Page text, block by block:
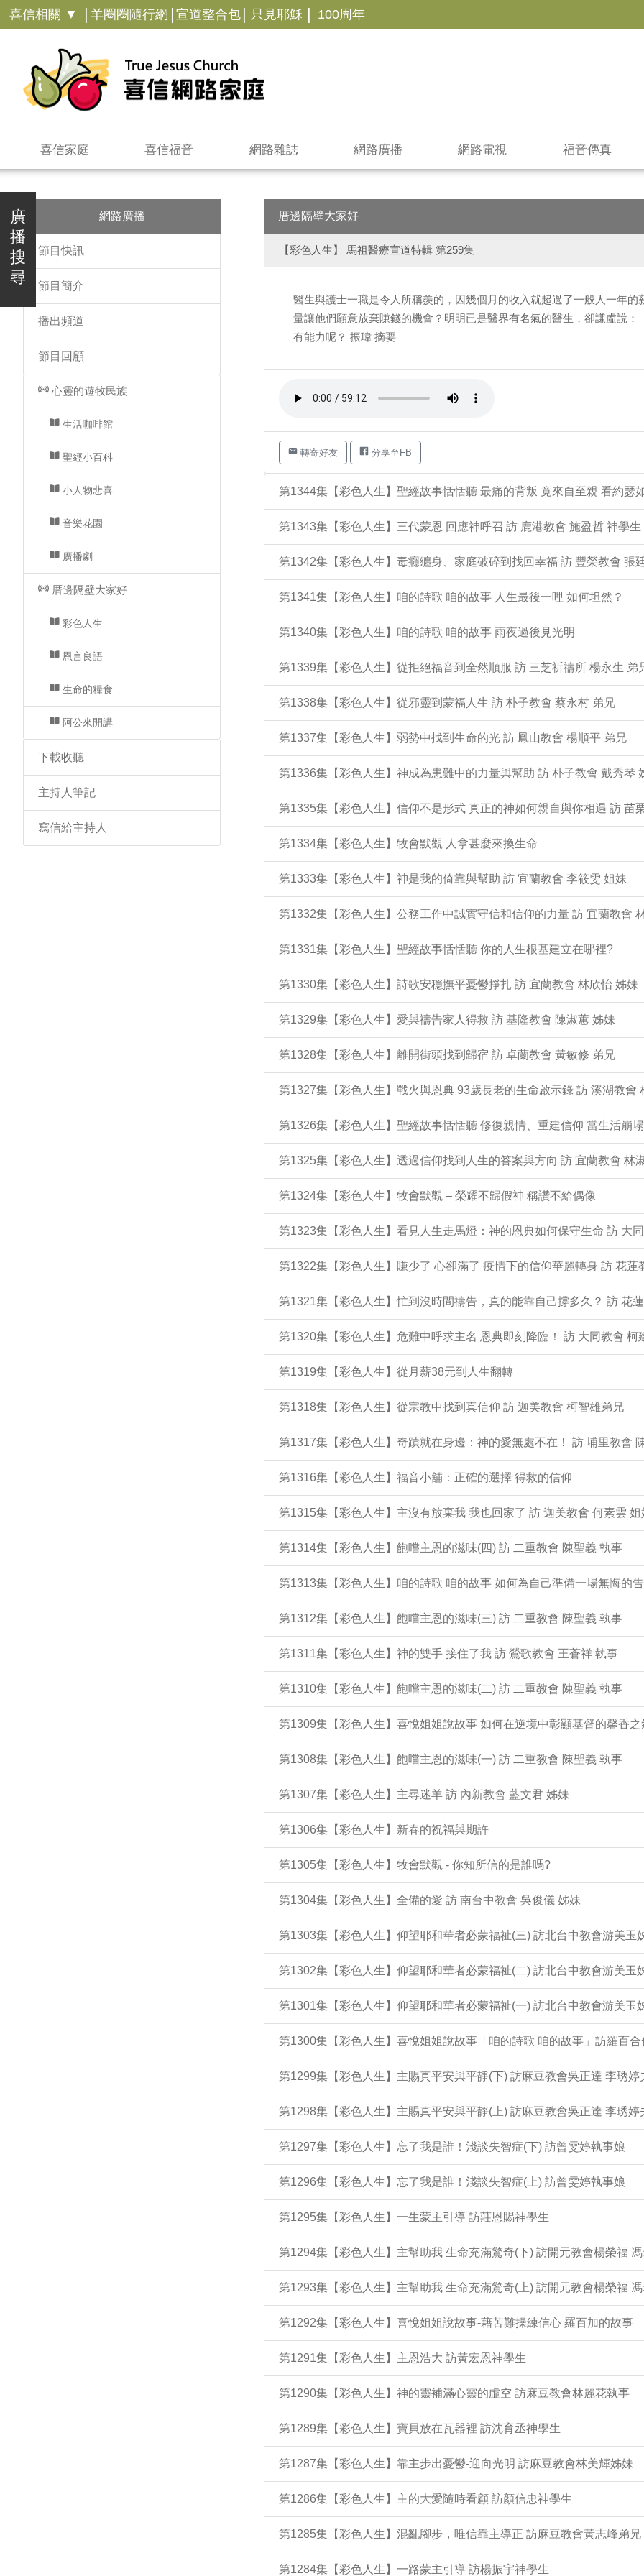
喜信相關 ▼ | 羊圈圈隨行網 | 宣道整合包 | 只見耶穌 | 100周年
喜信家庭 喜信福音 網路雜誌 網路廣播 網路電視 福音傳真
廣
播
搜
尋
網路廣播
節目快訊
節目簡介
播出頻道
節目回顧
心靈的遊牧民族
生活咖啡館
聖經小百科
小人物悲喜
音樂花園
廣播劇
厝邊隔壁大家好
彩色人生
恩言良語
生命的糧食
阿公來開講
下載收聽
主持人筆記
寫信給主持人
厝邊隔壁大家好
【彩色人生】 馬祖醫療宣道特輯 第259集
醫生與護士一職是令人所稱羨的，因幾個月的收入就超過了一般人一年
量讓他們願意放棄賺錢的機會？明明已是醫界有名氣的醫生，卻謙虛說
有能力呢？ 振瑋 摘要
轉寄好友 分享至FB
第1344集【彩色人生】聖經故事恬恬聽 最痛的背叛 竟來自至親 看約瑟
第1343集【彩色人生】三代蒙恩 回應神呼召 訪 鹿港教會 施盈哲 神學生
第1342集【彩色人生】毒癮纏身、家庭破碎到找回幸福 訪 豐榮教會 張
第1341集【彩色人生】咱的詩歌 咱的故事 人生最後一哩 如何坦然？
第1340集【彩色人生】咱的詩歌 咱的故事 雨夜過後見光明
第1339集【彩色人生】從拒絕福音到全然順服 訪 三芝祈禱所 楊永生 弟
第1338集【彩色人生】從邪靈到蒙福人生 訪 朴子教會 蔡永村 弟兄
第1337集【彩色人生】弱勢中找到生命的光 訪 鳳山教會 楊順平 弟兄
第1336集【彩色人生】神成為患難中的力量與幫助 訪 朴子教會 戴秀琴
第1335集【彩色人生】信仰不是形式 真正的神如何親自與你相遇 訪 苗
第1334集【彩色人生】牧會默觀 人拿甚麼來換生命
第1333集【彩色人生】神是我的倚靠與幫助 訪 宜蘭教會 李筱雯 姐妹
第1332集【彩色人生】公務工作中誠實守信和信仰的力量 訪 宜蘭教會
第1331集【彩色人生】聖經故事恬恬聽 你的人生根基建立在哪裡?
第1330集【彩色人生】詩歌安穩撫平憂鬱掙扎 訪 宜蘭教會 林欣怡 姊妹
第1329集【彩色人生】愛與禱告家人得救 訪 基隆教會 陳淑蕙 姊妹
第1328集【彩色人生】離開街頭找到歸宿 訪 卓蘭教會 黃敏修 弟兄
第1327集【彩色人生】戰火與恩典 93歲長老的生命啟示錄 訪 溪湖教會
第1326集【彩色人生】聖經故事恬恬聽 修復親情、重建信仰 當生活崩
第1325集【彩色人生】透過信仰找到人生的答案與方向 訪 宜蘭教會 林
第1324集【彩色人生】牧會默觀 – 榮耀不歸假神 稱讚不給偶像
第1323集【彩色人生】看見人生走馬燈：神的恩典如何保守生命 訪 大
第1322集【彩色人生】賺少了 心卻滿了 疫情下的信仰華麗轉身 訪 花蓮
第1321集【彩色人生】忙到沒時間禱告，真的能靠自己撐多久？ 訪 花
第1320集【彩色人生】危難中呼求主名 恩典即刻降臨！ 訪 大同教會 柯
第1319集【彩色人生】從月薪38元到人生翻轉
第1318集【彩色人生】從宗教中找到真信仰 訪 迦美教會 柯智雄弟兄
第1317集【彩色人生】奇蹟就在身邊：神的愛無處不在！ 訪 埔里教會
第1316集【彩色人生】福音小舖：正確的選擇 得救的信仰
第1315集【彩色人生】主沒有放棄我 我也回家了 訪 迦美教會 何素雲 姐
第1314集【彩色人生】飽嚐主恩的滋味(四) 訪 二重教會 陳聖義 執事
第1313集【彩色人生】咱的詩歌 咱的故事 如何為自己準備一場無悔的
第1312集【彩色人生】飽嚐主恩的滋味(三) 訪 二重教會 陳聖義 執事
第1311集【彩色人生】神的雙手 接住了我 訪 鶯歌教會 王蒼祥 執事
第1310集【彩色人生】飽嚐主恩的滋味(二) 訪 二重教會 陳聖義 執事
第1309集【彩色人生】喜悅姐姐說故事 如何在逆境中彰顯基督的馨香之
第1308集【彩色人生】飽嚐主恩的滋味(一) 訪 二重教會 陳聖義 執事
第1307集【彩色人生】主尋迷羊 訪 內新教會 藍文君 姊妹
第1306集【彩色人生】新春的祝福與期許
第1305集【彩色人生】牧會默觀 - 你知所信的是誰嗎?
第1304集【彩色人生】全備的愛 訪 南台中教會 吳俊儀 姊妹
第1303集【彩色人生】仰望耶和華者必蒙福祉(三) 訪北台中教會游美玉
第1302集【彩色人生】仰望耶和華者必蒙福祉(二) 訪北台中教會游美玉
第1301集【彩色人生】仰望耶和華者必蒙福祉(一) 訪北台中教會游美玉
第1300集【彩色人生】喜悅姐姐說故事「咱的詩歌 咱的故事」訪羅百合
第1299集【彩色人生】主賜真平安與平靜(下) 訪麻豆教會吳正達 李琇婷
第1298集【彩色人生】主賜真平安與平靜(上) 訪麻豆教會吳正達 李琇婷
第1297集【彩色人生】忘了我是誰！淺談失智症(下) 訪曾雯婷執事娘
第1296集【彩色人生】忘了我是誰！淺談失智症(上) 訪曾雯婷執事娘
第1295集【彩色人生】一生蒙主引導 訪莊恩賜神學生
第1294集【彩色人生】主幫助我 生命充滿驚奇(下) 訪開元教會楊榮福
第1293集【彩色人生】主幫助我 生命充滿驚奇(上) 訪開元教會楊榮福
第1292集【彩色人生】喜悅姐姐說故事-藉苦難操練信心 羅百加的故事
第1291集【彩色人生】主恩浩大 訪黃宏恩神學生
第1290集【彩色人生】神的靈補滿心靈的虛空 訪麻豆教會林麗花執事
第1289集【彩色人生】寶貝放在瓦器裡 訪沈育丞神學生
第1287集【彩色人生】靠主步出憂鬱-迎向光明 訪麻豆教會林美輝姊妹
第1286集【彩色人生】主的大愛隨時看顧 訪顏信忠神學生
第1285集【彩色人生】混亂腳步，唯信靠主導正 訪麻豆教會黃志峰弟兄
第1284集【彩色人生】一路蒙主引導 訪楊振宇神學生